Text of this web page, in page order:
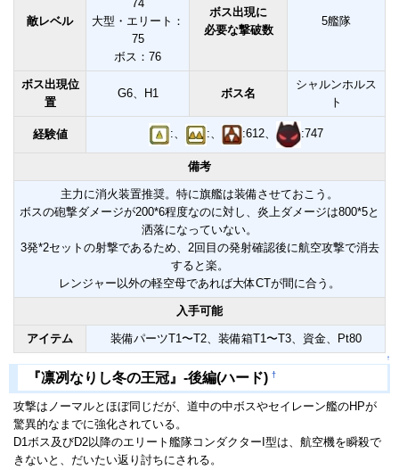
敵レベル
74
大型・エリート：
75
ボス：76
ボス出現に
必要な撃破数
5艦隊
ボス出現位
置
G6、H1 ボス名
シャルンホルス
ト
経験値 :、 :、 :612、 :747
備考
主力に消火装置推奨。特に旗艦は装備させておこう。
ボスの砲撃ダメージが200*6程度なのに対し、炎上ダメージは800*5と
洒落になっていない。
3発*2セットの射撃であるため、2回目の発射確認後に航空攻撃で消去
すると楽。
レンジャー以外の軽空母であれば大体CTが間に合う。
入手可能
アイテム 装備パーツT1〜T2、装備箱T1〜T3、資金、Pt80
↑
『凛冽なりし冬の王冠』-後編(ハード) †
攻撃はノーマルとほぼ同じだが、道中の中ボスやセイレーン艦のHPが
驚異的なまでに強化されている。
D1ボス及びD2以降のエリート艦隊コンダクターI型は、航空機を瞬殺で
きないと、だいたい返り討ちにされる。